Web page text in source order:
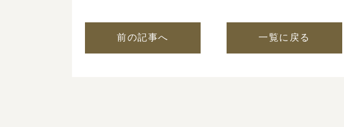
前の記事へ 一覧に戻る